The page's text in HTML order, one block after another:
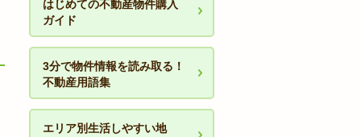
はじめての不動産物件購入
ガイド
3分で物件情報を読み取る！
不動産用語集
エリア別生活しやすい地